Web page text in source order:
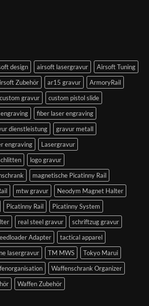
design airsoft lasergravur
Airsoft Tuning
Zubehör ar15 gravur
ArmoryRail
custom gravur
custom pistol slide
fiber laser engraving
dienstleistung
gravur metall
engraving
Lasergravur
logo gravur
magnetische Picatinny Rail
mtw gravur
Neodym Magnet Halter
Picatinny Rail
Picatinny System
real steel gravur
schriftzug gravur
Adapter
tactical apparel
lasergravur TM MWS
Tokyo Marui
Waffenschrank Organizer
Waffen Zubehör